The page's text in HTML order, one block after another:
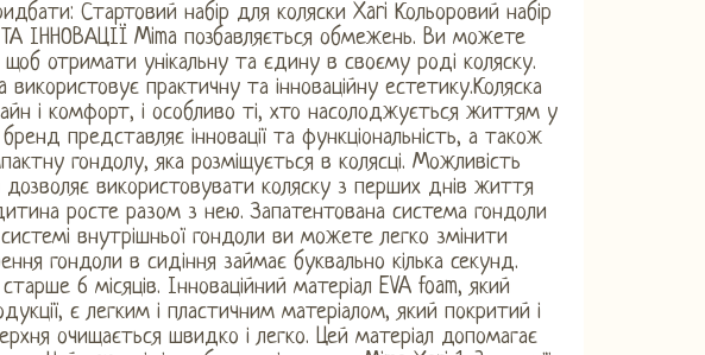
Стартовий набір для коляски Xari Кольоровий набір
ІННОВАЦІЇ Mima позбавляється обмежень. Ви можете
отримати унікальну та єдину в своєму роді коляску.
використовує практичну та інноваційну естетику.Коляска
і комфорт, і особливо ті, хто насолоджується життям у
представляє інновації та функціональність, а також
гондолу, яка розміщується в колясці. Можливість
дозволяє використовувати коляску з перших днів життя
росте разом з нею. Запатентована система гондоли
внутрішньої гондоли ви можете легко змінити
гондоли в сидіння займає буквально кілька секунд.
6 місяців. Інноваційний матеріал EVA foam, який
є легким і пластичним матеріалом, який покритий і
очищається швидко і легко. Цей матеріал допомагає